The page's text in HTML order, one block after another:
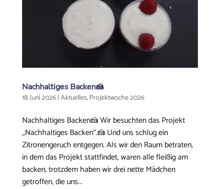
Nachhaltiges Backen🍰
18. Juni 2026|Aktuelles,Projektwoche 2026
Nachhaltiges Backen🍰 Wir besuchten das Projekt
,,Nachhaltiges Backen“.🍰 Und uns schlug ein
Zitronengeruch entgegen. Als wir den Raum betraten,
in dem das Projekt stattfindet, waren alle fleißig am
backen, trotzdem haben wir drei nette Mädchen
getroffen, die uns...